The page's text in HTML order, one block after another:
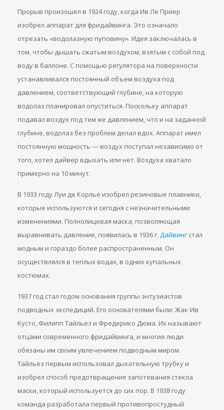
Прорыв произошел в 1924 году, когда Ив Ле Приер
изобрел аппарат для фридайвинга. Это означало
отрезать «водолазную пуповину». Идея заключалась в
том, чтобы дышать сжатым воздухом, взятым с собой под
воду в баллоне. С помощью регулятора на поверхности
устанавливался постоянный объем воздуха под
давлением, соответствующий глубине, на которую
водолаз планировал опуститься. Поскольку аппарат
подавал воздух под тем же давлением, что и на заданной
глубине, водолаз без проблем делал вдох. Аппарат имел
постоянную мощность — воздух поступал независимо от
того, хотел дайвер вдыхать или нет. Воздуха хватало
примерно на 10 минут.
В 1933 году Луи де Корлье изобрел резиновые плавники,
которые используются и сегодня с незначительными
изменениями. Полнолицевая маска, позволяющая
выравнивать давление, появилась в 1936 г. Дайвингстал
модным и гораздо более распространенным. Он
осуществлялся в теплых водах, в одних купальных
костюмах.
1937 год стал годом основания группы энтузиастов
подводных экспедиций. Его основателями были: Жак-Ив
Кусто, Филипп Тайльез и Фредерико Дюма. Их называют
отцами современного фридайвинга, и многие люди
обязаны им своим увлечением подводным миром.
Тайльез первым использовал дыхательную трубку и
изобрел способ предотвращения запотевания стекла
маски, который используется до сих пор. В 1938 году
команда разработала первый противопростудный